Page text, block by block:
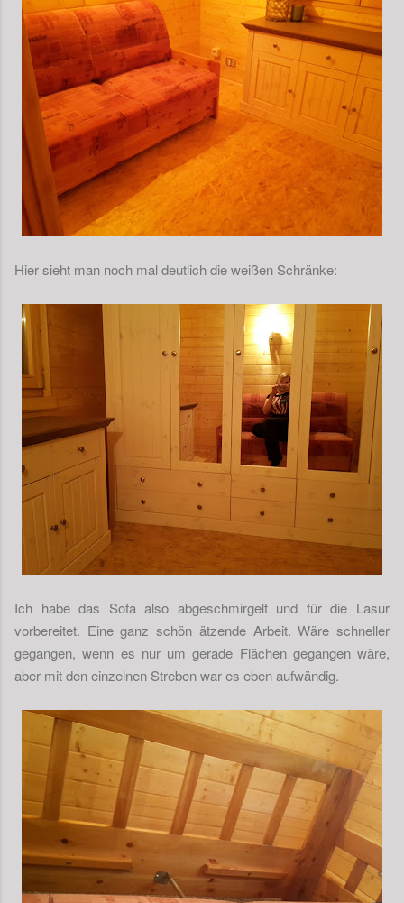
Hier sieht man noch mal deutlich die weißen Schränke:
Ich habe das Sofa also abgeschmirgelt und für die Lasur
vorbereitet. Eine ganz schön ätzende Arbeit. Wäre schneller
gegangen, wenn es nur um gerade Flächen gegangen wäre,
aber mit den einzelnen Streben war es eben aufwändig.